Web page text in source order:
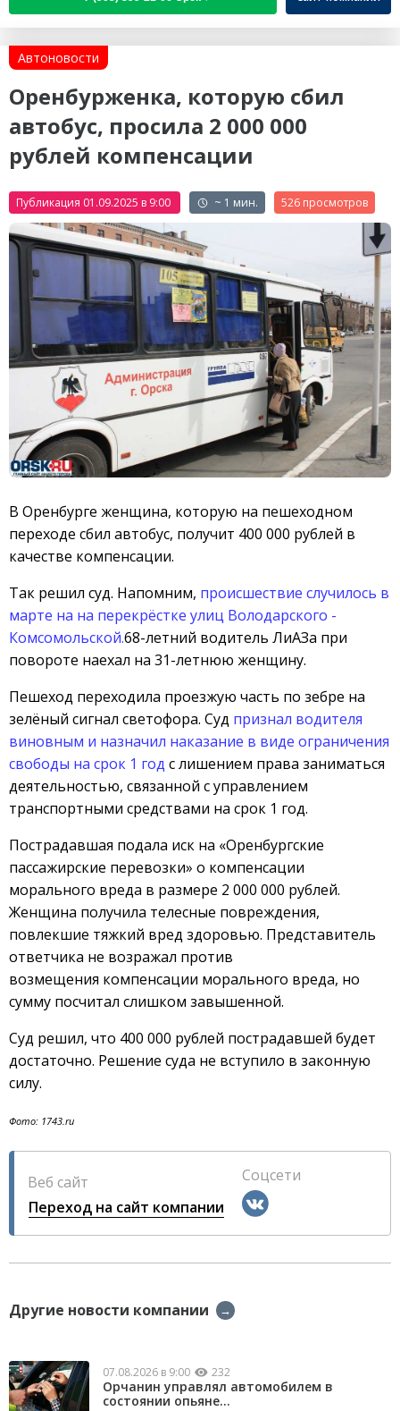
Автоновости
Оренбурженка, которую сбил
автобус, просила 2 000 000
рублей компенсации
Публикация 01.09.2025 в 9:00 ~ 1 мин. 526
В Оренбурге женщина, которую на пешеходном
переходе сбил автобус, получит 400 000 рублей в
качестве компенсации.
Так решил суд. Напомним, происшествие случилось в
марте на на перекрёстке улиц Володарского -
Комсомольской.68-летний водитель ЛиАЗа при
повороте наехал на 31-летнюю женщину.
Пешеход переходила проезжую часть по зебре на
зелёный сигнал светофора. Суд признал водителя
виновным и назначил наказание в виде ограничения
свободы на срок 1 год с лишением права заниматься
деятельностью, связанной с управлением
транспортными средствами на срок 1 год.
Пострадавшая подала иск на «Оренбургские
пассажирские перевозки» о компенсации
морального вреда в размере 2 000 000 рублей.
Женщина получила телесные повреждения,
повлекшие тяжкий вред здоровью. Представитель
ответчика не возражал против
возмещения компенсации морального вреда, но
сумму посчитал слишком завышенной.
Суд решил, что 400 000 рублей пострадавшей будет
достаточно. Решение суда не вступило в законную
силу.
Фото: 1743.ru
Веб сайт
Переход на сайт компании
Соцсети
Другие новости компании →
07.08.2026 в 9:00 232
Орчанин управлял автомобилем в
состоянии опьяне...